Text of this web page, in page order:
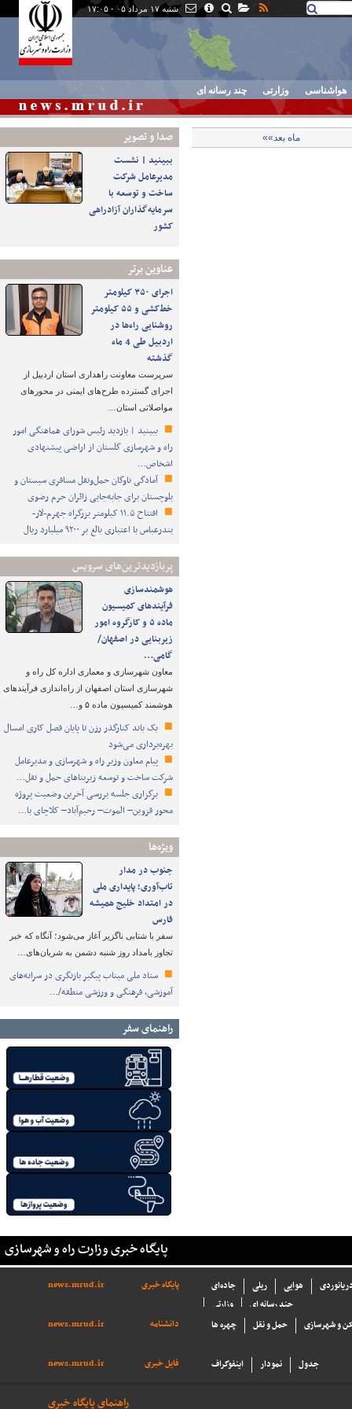
شنبه ۱۷ مرداد ۰۵ - ۱۷:۰۵
هواشناسی وزارتی چند رسانه ای
صدا و تصوير
ببینید | نشست
مدیرعامل شرکت
ساخت و توسعه با
سرمایه‌گذاران آزادراهی
کشور
عناوین برتر
اجرای ۳۵۰ کیلومتر
خط‌کشی و ۵۵ کیلومتر
روشنایی راه‌ها در
اردبیل طی 4 ماه
گذشته
سرپرست معاونت راهداری استان اردبیل از
اجرای گسترده طرح‌های ایمنی در محورهای
مواصلاتی استان…
ببینید | بازدید رئیس شورای هماهنگی امور
راه و شهرسازی گلستان از اراضی پیشنهادی
اشخاص…
آمادگی ناوگان حمل‌ونقل مسافری سیستان و
بلوچستان برای جابه‌جایی زائران حرم رضوی
افتتاح ۱۱.۵ کیلومتر بزرگراه جهرم-لار-
بندرعباس با اعتباری بالغ بر ۹۲۰۰ میلیارد ریال
پربازدیدترین‌های سرویس
هوشمندسازی
فرآیندهای کمیسیون
ماده ۵ و کارگروه امور
زیربنایی در اصفهان/
گامی…
معاون شهرسازی و معماری اداره کل راه و
شهرسازی استان اصفهان از راه‌اندازی فرآیندهای
هوشمند کمیسیون ماده ۵ و…
یک باند کنارگذر رزن تا پایان فصل کاری امسال
بهره‌برداری می‌شود
پیام معاون وزیر راه و شهرسازی و مدیرعامل
شرکت ساخت و توسعه زیربناهای حمل و نقل…
برگزاری جلسه بررسی آخرین وضعیت پروژه
محور قزوین– الموت– رحیم‌آباد– کلاچای با…
ویژه‌ها
جنوب در مدار
تاب‌آوری؛ پایداری ملی
در امتداد خلیج همیشه
فارس
سفر با شتابی ناگزیر آغاز می‌شود؛ آنگاه که خبر
تجاوز بامداد روز شنبه دشمن به شریان‌های…
ستاد ملی میناب پیگیر بازنگری در سرانه‌های
آموزشی، فرهنگی و ورزشی منطقه/…
راهنمای سفر
ماه بعد»»
پایگاه خبری وزارت راه و شهرسازی
پایگاه خبری news.mrud.ir جاده‌ای ریلی هوایی
وزارتی
چند رسانه ای
دانشنامه
news.mrud.ir چهره ها حمل و نقل و شهرسازی
فایل خبری news.mrud.ir اینفوگراف نمودار جدول
راهنمای پایگاه خبری